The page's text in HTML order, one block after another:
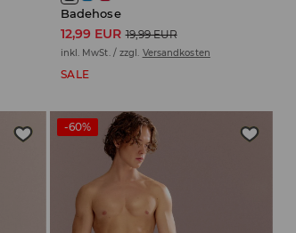
Badehose
12,99 EUR 19,99 EUR
inkl. MwSt. / zzgl. Versandkosten
SALE
-60%